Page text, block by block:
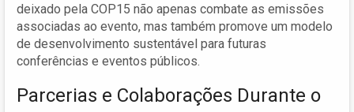
deixado pela COP15 não apenas combate as emissões
associadas ao evento, mas também promove um modelo
de desenvolvimento sustentável para futuras
conferências e eventos públicos.
Parcerias e Colaborações Durante o